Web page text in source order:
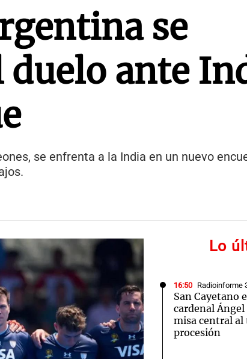
se
duelo ante
se enfrenta a la India en un nuevo
Lo
16:50 Radioinforme
San Cayetano
cardenal
misa central
procesión